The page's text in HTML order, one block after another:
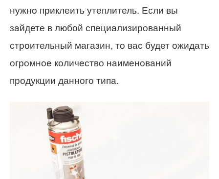
нужно приклеить утеплитель. Если вы
зайдете в любой специализированный
строительный магазин, то вас будет ожидать
огромное количество наименований
продукции данного типа.